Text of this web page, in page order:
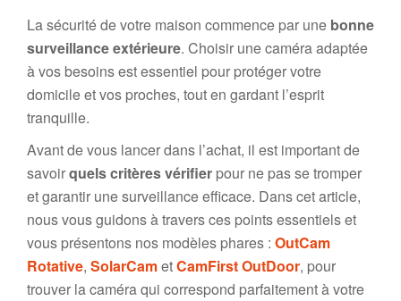
La sécurité de votre maison commence par une bonne
surveillance extérieure. Choisir une caméra adaptée
à vos besoins est essentiel pour protéger votre
domicile et vos proches, tout en gardant l’esprit
tranquille.
Avant de vous lancer dans l’achat, il est important de
savoirquels critères vérifier pour ne pas se tromper
et garantir une surveillance efficace. Dans cet article,
nous vous guidons à travers ces points essentiels et
vous présentons nos modèles phares : OutCam
Rotative, SolarCametCamFirst OutDoor, pour
trouver la caméra qui correspond parfaitement à votre